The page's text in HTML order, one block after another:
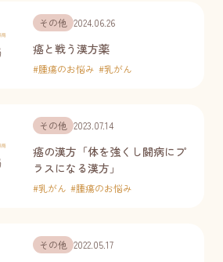
その他 2024.06.26
癌と戦う漢方薬
#腫瘍のお悩み #乳がん
その他 2023.07.14
癌の漢方「体を強くし闘病にプ
ラスになる漢方」
#乳がん #腫瘍のお悩み
その他 2022.05.17